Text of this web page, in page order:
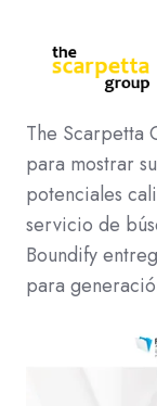
The Scarpetta
para mostrar
potenciales
servicio de
Boundify
para